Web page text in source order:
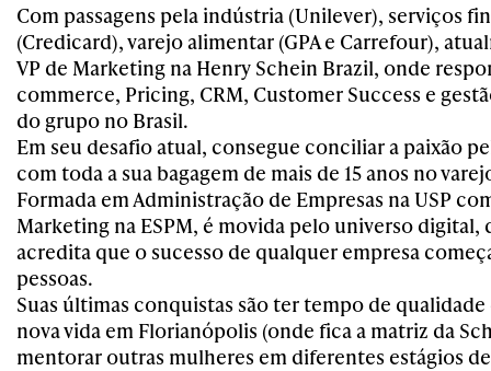
Com passagens pela indústria (Unilever), serviços
(Credicard), varejo alimentar (GPA e Carrefour),
VP de Marketing na Henry Schein Brazil, onde
commerce, Pricing, CRM, Customer Success e
do grupo no Brasil.
Em seu desafio atual, consegue conciliar a paixão
com toda a sua bagagem de mais de 15 anos no
Formada em Administração de Empresas na USP
Marketing na ESPM, é movida pelo universo digital,
acredita que o sucesso de qualquer empresa
pessoas.
Suas últimas conquistas são ter tempo de
nova vida em Florianópolis (onde fica a matriz da
mentorar outras mulheres em diferentes estágios